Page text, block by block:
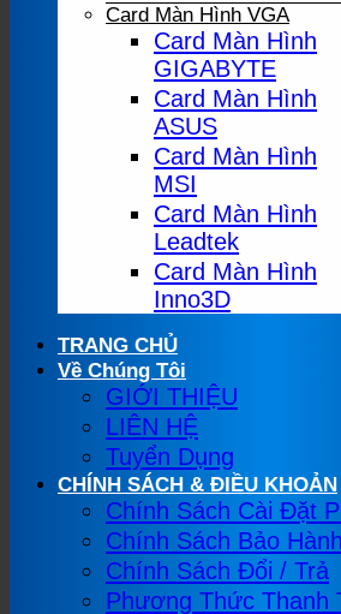
Card Màn Hình VGA
Card Màn Hình
GIGABYTE
Card Màn Hình
ASUS
Card Màn Hình
MSI
Card Màn Hình
Leadtek
Card Màn Hình
Inno3D
TRANG CHỦ
Về Chúng Tôi
GIỚI THIỆU
LIÊN HỆ
Tuyển Dụng
CHÍNH SÁCH & ĐIỀU KHOẢN
Chính Sách Cài Đặt
Chính Sách Bảo Hành
Chính Sách Đổi / Trả
Phương Thức Thanh